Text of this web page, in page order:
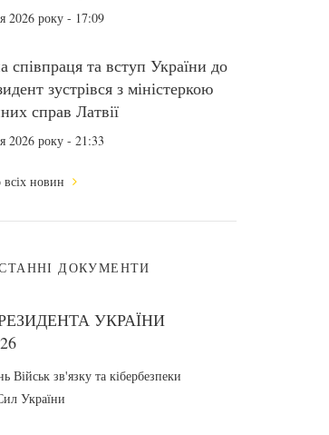
2026 року - 17:09
співпраця та вступ України до
зустрівся з міністеркою
справ Латвії
2026 року - 21:33
новин
ДОКУМЕНТИ
УКРАЇНИ
Військ зв'язку та кібербезпеки
України